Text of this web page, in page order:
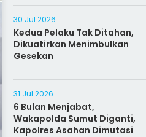
30 Jul 2026
Kedua Pelaku Tak Ditahan,
Dikuatirkan Menimbulkan
Gesekan
31 Jul 2026
6 Bulan Menjabat,
Wakapolda Sumut Diganti,
Kapolres Asahan Dimutasi